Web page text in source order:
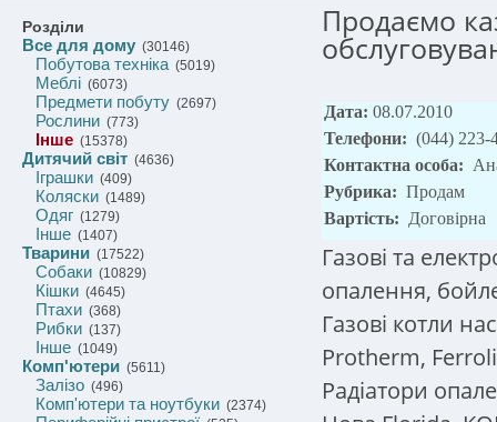
Розділи
Все для дому (30146)
Побутова техніка(5019)
Меблі (6073)
Предмети побуту (2697)
Рослини (773)
Інше (15378)
Дитячий світ (4636)
Іграшки (409)
Коляски (1489)
Одяг (1279)
Інше (1407)
Тварини (17522)
Собаки (10829)
Кішки (4645)
Птахи (368)
Рибки (137)
Інше (1049)
Комп'ютери (5611)
Залізо (496)
Комп'ютери та ноутбуки (2374)
Продаємо
Дата: 08.07.2010
Телефони: (044) 223-
Контактна особа:
Рубрика: Продам
Вартість: Договірна
Газові та
опалення,
Газові котли
Protherm,
Радіатори